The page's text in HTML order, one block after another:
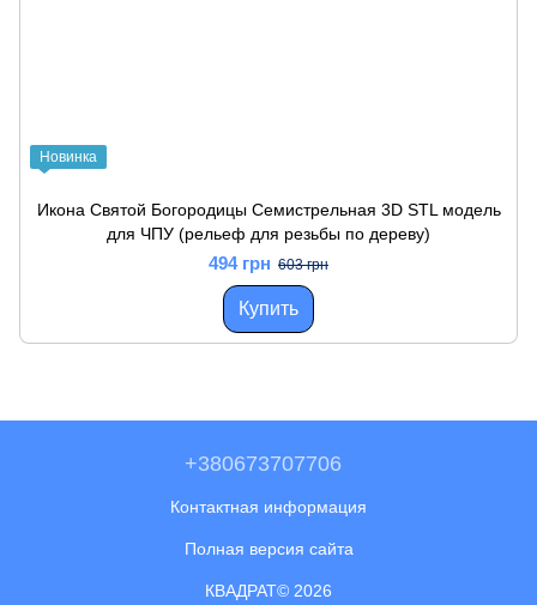
Новинка
Икона Святой Богородицы Семистрельная 3D STL модель
для ЧПУ (рельеф для резьбы по дереву)
494 грн 603 грн
Купить
+380673707706
Контактная информация
Полная версия сайта
КВАДРАТ© 2026